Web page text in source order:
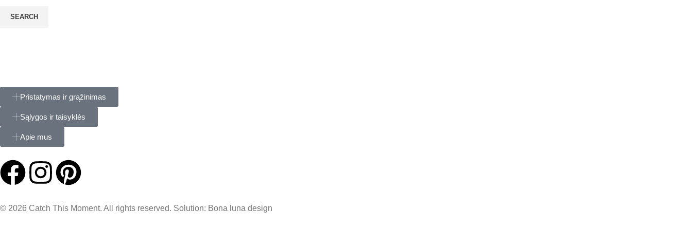
SEARCH
Pristatymas ir grąžinimas
Sąlygos ir taisyklės
Apie mus
© 2026 Catch This Moment. All rights reserved. Solution: Bona luna design